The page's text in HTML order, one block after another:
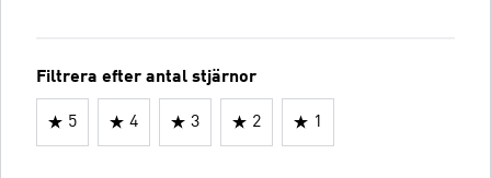
Filtrera efter antal stjärnor
5 4 3 2 1